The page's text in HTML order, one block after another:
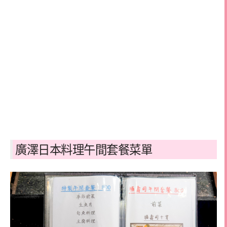
廣澤日本料理午間套餐菜單